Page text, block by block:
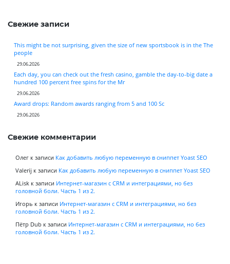
Свежие записи
This might be not surprising, given the size of new sportsbook is in the The
people
29.06.2026
Each day, you can check out the fresh casino, gamble the day-to-big date a
hundred 100 percent free spins for the Mr
29.06.2026
Award drops: Random awards ranging from 5 and 100 Sc
29.06.2026
Свежие комментарии
Олег к записи Как добавить любую переменную в сниппет Yoast SEO
Valerij к записи Как добавить любую переменную в сниппет Yoast SEO
ALisk к записи Интернет-магазин с CRM и интеграциями, но без
головной боли. Часть 1 из 2.
Игорь к записи Интернет-магазин с CRM и интеграциями, но без
головной боли. Часть 1 из 2.
Пётр Dub к записи Интернет-магазин с CRM и интеграциями, но без
головной боли. Часть 1 из 2.